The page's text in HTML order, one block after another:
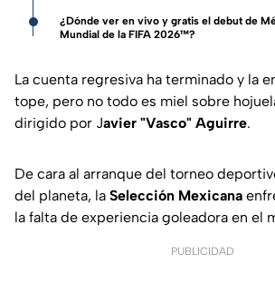
¿Dónde ver en vivo y gratis el debut de
Mundial de la FIFA 2026™?
La cuenta regresiva ha terminado y la
tope, pero no todo es miel sobre
dirigido por Javier "Vasco" Aguirre.
De cara al arranque del torneo
del planeta, la Selección Mexicana
la falta de experiencia goleadora en el
PUBLICIDAD